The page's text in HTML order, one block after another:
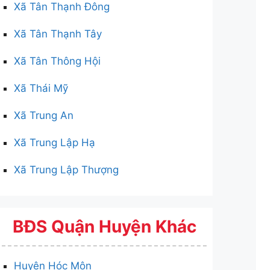
Xã Tân Thạnh Đông
Xã Tân Thạnh Tây
Xã Tân Thông Hội
Xã Thái Mỹ
Xã Trung An
Xã Trung Lập Hạ
Xã Trung Lập Thượng
BĐS Quận Huyện Khác
Huyện Hóc Môn